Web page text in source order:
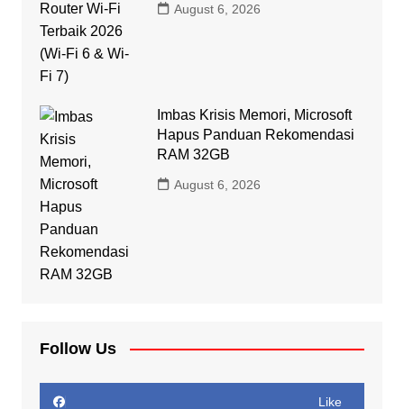
August 6, 2026
Imbas Krisis Memori, Microsoft
Hapus Panduan Rekomendasi
RAM 32GB
August 6, 2026
Follow Us
Like